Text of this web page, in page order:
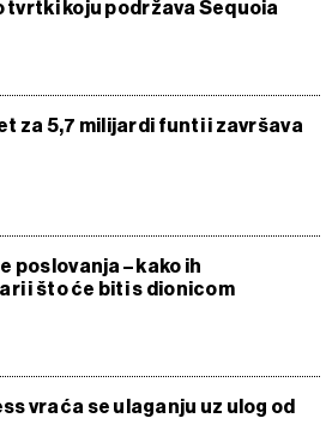
koju podržava Sequoia
za 5,7 milijardi funti i završava
poslovanja – kako ih
i što će biti s dionicom
vraća se ulaganju uz ulog od